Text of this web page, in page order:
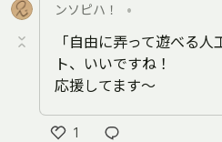
ンソピハ！ •
「自由に弄って遊べる
ト、いいですね！
応援してます～
1